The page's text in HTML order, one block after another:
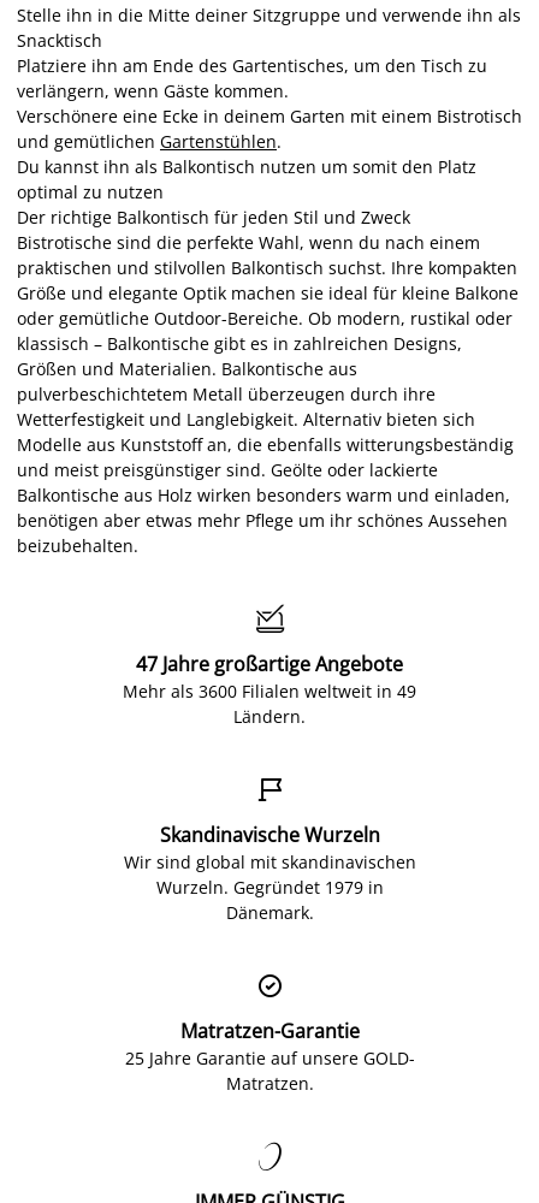
Stelle ihn in die Mitte deiner Sitzgruppe und verwende ihn als
Snacktisch
Platziere ihn am Ende des Gartentisches, um den Tisch zu
verlängern, wenn Gäste kommen.
Verschönere eine Ecke in deinem Garten mit einem Bistrotisch
und gemütlichen Gartenstühlen.
Du kannst ihn als Balkontisch nutzen um somit den Platz
optimal zu nutzen
Der richtige Balkontisch für jeden Stil und Zweck
Bistrotische sind die perfekte Wahl, wenn du nach einem
praktischen und stilvollen Balkontisch suchst. Ihre kompakten
Größe und elegante Optik machen sie ideal für kleine Balkone
oder gemütliche Outdoor-Bereiche. Ob modern, rustikal oder
klassisch – Balkontische gibt es in zahlreichen Designs,
Größen und Materialien. Balkontische aus
pulverbeschichtetem Metall überzeugen durch ihre
Wetterfestigkeit und Langlebigkeit. Alternativ bieten sich
Modelle aus Kunststoff an, die ebenfalls witterungsbeständig
und meist preisgünstiger sind. Geölte oder lackierte
Balkontische aus Holz wirken besonders warm und einladen,
benötigen aber etwas mehr Pflege um ihr schönes Aussehen
beizubehalten.

47 Jahre großartige Angebote
Mehr als 3600 Filialen weltweit in 49
Ländern.

Skandinavische Wurzeln
Wir sind global mit skandinavischen
Wurzeln. Gegründet 1979 in
Dänemark.

Matratzen-Garantie
25 Jahre Garantie auf unsere GOLD-
Matratzen.
